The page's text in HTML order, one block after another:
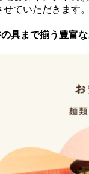
ていただきます。
具まで揃う豊富